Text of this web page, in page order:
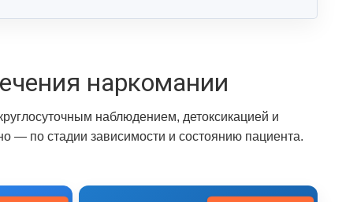
наркомании
наблюдением, детоксикацией и
— по стадии зависимости и состоянию пациента.